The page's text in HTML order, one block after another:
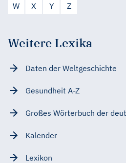
W
X Y Z
Weitere Lexika
Daten der Weltgeschichte
Gesundheit A-Z
Großes Wörterbuch der
Kalender
Lexikon